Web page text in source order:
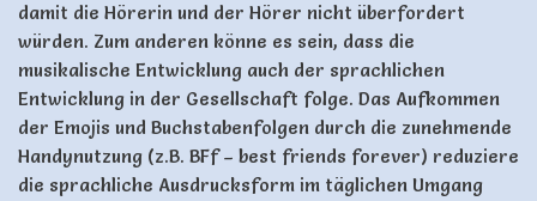
damit die Hörerin und der Hörer nicht überfordert
würden. Zum anderen könne es sein, dass die
musikalische Entwicklung auch der sprachlichen
Entwicklung in der Gesellschaft folge. Das Aufkommen
der Emojis und Buchstabenfolgen durch die zunehmende
Handynutzung (z.B. BFf – best friends forever) reduziere
die sprachliche Ausdrucksform im täglichen Umgang